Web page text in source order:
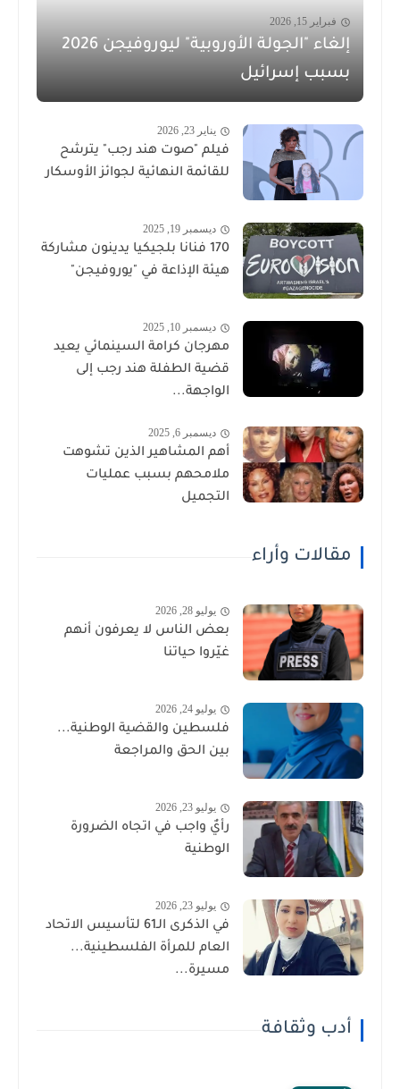
فبراير 15, 2026
إلغاء "الجولة الأوروبية" ليوروفيجن 2026
بسبب إسرائيل
يناير 23, 2026
فيلم "صوت هند رجب" يترشح
للقائمة النهائية لجوائز الأوسكار
ديسمبر 19, 2025
170 فنانا بلجيكيا يدينون مشاركة
هيئة الإذاعة في "يوروفيجن"
ديسمبر 10, 2025
مهرجان كرامة السينمائي يعيد
قضية الطفلة هند رجب إلى
الواجهة...
ديسمبر 6, 2025
أهم المشاهير الذين تشوهت
ملامحهم بسبب عمليات
التجميل
مقالات وأراء
يوليو 28, 2026
بعض الناس لا يعرفون أنهم
غيّروا حياتنا
يوليو 24, 2026
فلسطين والقضية الوطنية...
بين الحق والمراجعة
يوليو 23, 2026
رأيٌ واجب في اتجاه الضرورة
الوطنية
يوليو 23, 2026
في الذكرى الـ61 لتأسيس الاتحاد
العام للمرأة الفلسطينية...
مسيرة...
أدب وثقافة